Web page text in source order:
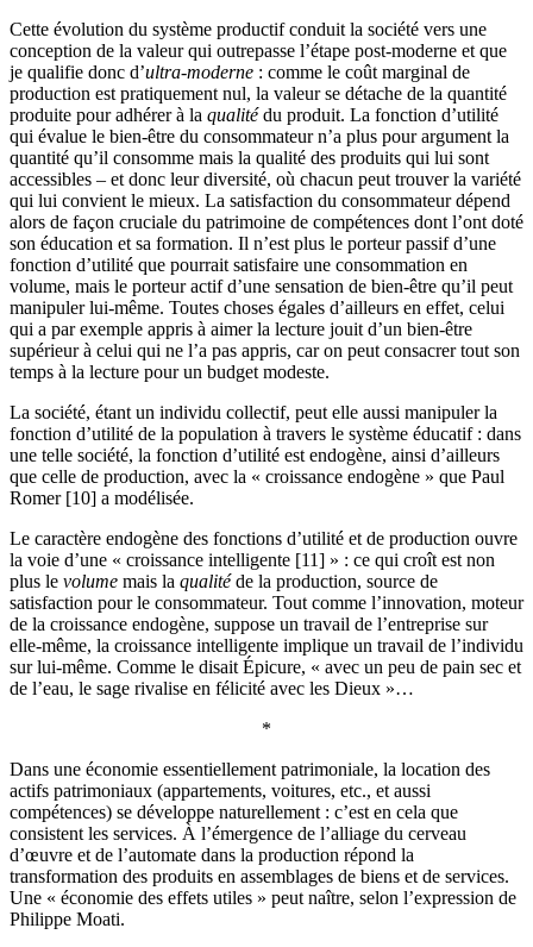
Cette évolution du système productif conduit la société vers une
conception de la valeur qui outrepasse l’étape post-moderne et que
je qualifie donc d’ultra-moderne : comme le coût marginal de
production est pratiquement nul, la valeur se détache de la quantité
produite pour adhérer à la qualitédu produit. La fonction d’utilité
qui évalue le bien-être du consommateur n’a plus pour argument la
quantité qu’il consomme mais la qualité des produits qui lui sont
accessibles – et donc leur diversité, où chacun peut trouver la variété
qui lui convient le mieux. La satisfaction du consommateur dépend
alors de façon cruciale du patrimoine de compétences dont l’ont doté
son éducation et sa formation. Il n’est plus le porteur passif d’une
fonction d’utilité que pourrait satisfaire une consommation en
volume, mais le porteur actif d’une sensation de bien-être qu’il peut
manipuler lui-même. Toutes choses égales d’ailleurs en effet, celui
qui a par exemple appris à aimer la lecture jouit d’un bien-être
supérieur à celui qui ne l’a pas appris, car on peut consacrer tout son
temps à la lecture pour un budget modeste.
La société, étant un individu collectif, peut elle aussi manipuler la
fonction d’utilité de la population à travers le système éducatif : dans
une telle société, la fonction d’utilité est endogène, ainsi d’ailleurs
que celle de production, avec la « croissance endogène » que Paul
Romer [10] a modélisée.
Le caractère endogène des fonctions d’utilité et de production ouvre
la voie d’une « croissance intelligente [11] » : ce qui croît est non
plus le volume mais la qualitéde la production, source de
satisfaction pour le consommateur. Tout comme l’innovation, moteur
de la croissance endogène, suppose un travail de l’entreprise sur
elle-même, la croissance intelligente implique un travail de l’individu
sur lui-même. Comme le disait Épicure, « avec un peu de pain sec et
de l’eau, le sage rivalise en félicité avec les Dieux »…
*
Dans une économie essentiellement patrimoniale, la location des
actifs patrimoniaux (appartements, voitures, etc., et aussi
compétences) se développe naturellement : c’est en cela que
consistent les services. À l’émergence de l’alliage du cerveau
d’œuvre et de l’automate dans la production répond la
transformation des produits en assemblages de biens et de services.
Une « économie des effets utiles » peut naître, selon l’expression de
Philippe Moati.